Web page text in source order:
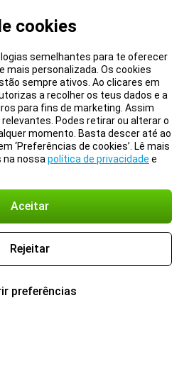
cookies
semelhantes para te oferecer
mais personalizada. Os cookies
sempre ativos. Ao clicares em
a recolher os teus dados e a
para fins de marketing. Assim
Podes retirar ou alterar o
momento. Basta descer até ao
‘Preferências de cookies’. Lê mais
na nossa política de privacidade e
Aceitar
Rejeitar
preferências